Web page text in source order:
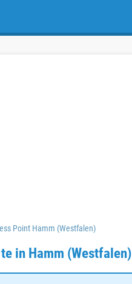
Point Hamm (Westfalen)
in Hamm (Westfalen)